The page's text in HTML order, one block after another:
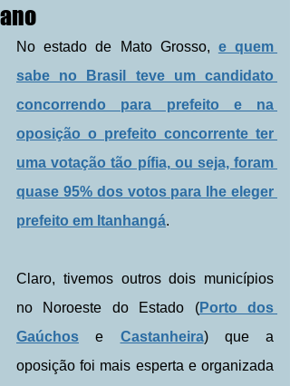
ano
No estado de Mato Grosso, e quem
sabe no Brasil teve um candidato
concorrendo para prefeito e na
oposição o prefeito concorrente ter
uma votação tão pífia, ou seja, foram
quase 95% dos votos para lhe eleger
prefeito em Itanhangá.
Claro, tivemos outros dois municípios
no Noroeste do Estado (Porto dos
Gaúchos e Castanheira) que a
oposição foi mais esperta e organizada